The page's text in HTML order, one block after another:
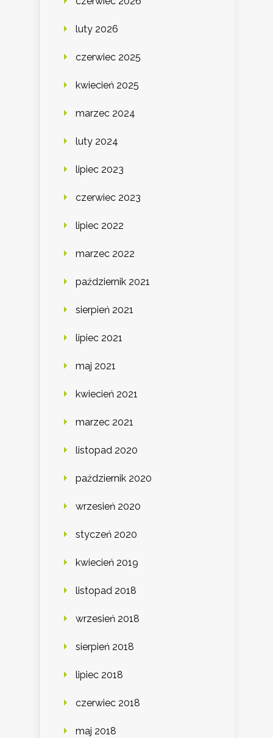
luty 2026
czerwiec 2025
kwiecień 2025
marzec 2024
luty 2024
lipiec 2023
czerwiec 2023
lipiec 2022
marzec 2022
październik 2021
sierpień 2021
lipiec 2021
maj 2021
kwiecień 2021
marzec 2021
listopad 2020
październik 2020
wrzesień 2020
styczeń 2020
kwiecień 2019
listopad 2018
wrzesień 2018
sierpień 2018
lipiec 2018
czerwiec 2018
maj 2018